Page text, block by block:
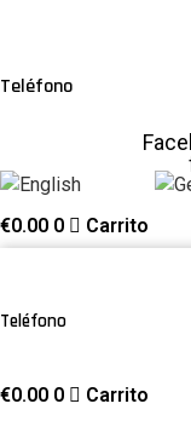
Teléfono
€0.00 0 Carrito
Teléfono
€0.00 0 Carrito